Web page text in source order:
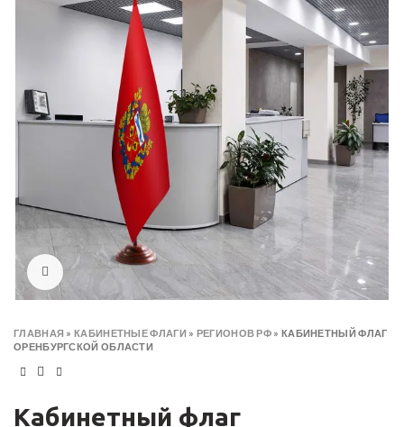
Click to enlarge
ГЛАВНАЯ »КАБИНЕТНЫЕ ФЛАГИ » РЕГИОНОВ РФ » КАБИНЕТНЫЙ ФЛАГ
ОРЕНБУРГСКОЙ ОБЛАСТИ
Кабинетный флаг